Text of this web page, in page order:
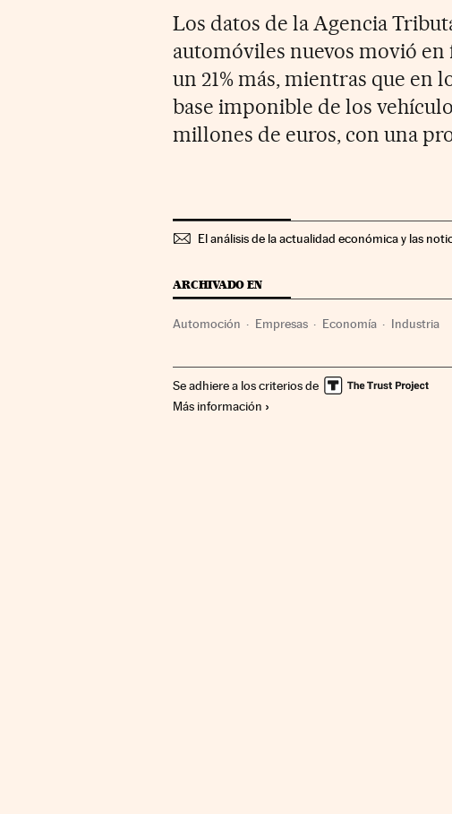
Los datos de la Agencia
automóviles nuevos movió en
un 21% más, mientras que en
base imponible de los
millones de euros, con una
El análisis de la actualidad económica y las
ARCHIVADO EN
Automoción Empresas Economía Industria
Se adhiere a los criterios de
Más información